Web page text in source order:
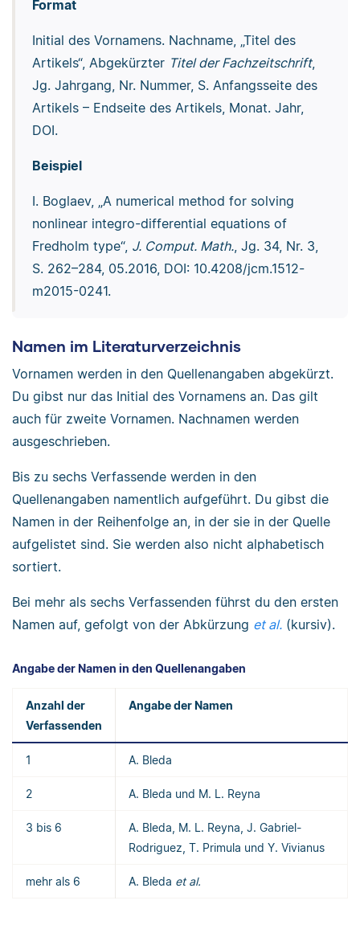
Format
Initial des Vornamens. Nachname, „Titel des
Artikels“, Abgekürzter Titel der Fachzeitschrift,
Jg. Jahrgang, Nr. Nummer, S. Anfangsseite des
Artikels – Endseite des Artikels, Monat. Jahr,
DOI.
Beispiel
I. Boglaev, „A numerical method for solving
nonlinear integro-differential equations of
Fredholm type“, J. Comput. Math., Jg. 34, Nr. 3,
S. 262–284, 05.2016, DOI: 10.4208/jcm.1512-
m2015-0241.
Namen im Literaturverzeichnis
Vornamen werden in den Quellenangaben abgekürzt.
Du gibst nur das Initial des Vornamens an. Das gilt
auch für zweite Vornamen. Nachnamen werden
ausgeschrieben.
Bis zu sechs Verfassende werden in den
Quellenangaben namentlich aufgeführt. Du gibst die
Namen in der Reihenfolge an, in der sie in der Quelle
aufgelistet sind. Sie werden also nicht alphabetisch
sortiert.
Bei mehr als sechs Verfassenden führst du den ersten
Namen auf, gefolgt von der Abkürzung et al. (kursiv).
Angabe der Namen in den Quellenangaben
Anzahl der
Verfassenden
Angabe der Namen
1 A. Bleda
2 A. Bleda und M. L. Reyna
3 bis 6
A. Bleda, M. L. Reyna, J. Gabriel-
Rodriguez, T. Primula und Y. Vivianus
mehr als 6 A. Bleda et al.